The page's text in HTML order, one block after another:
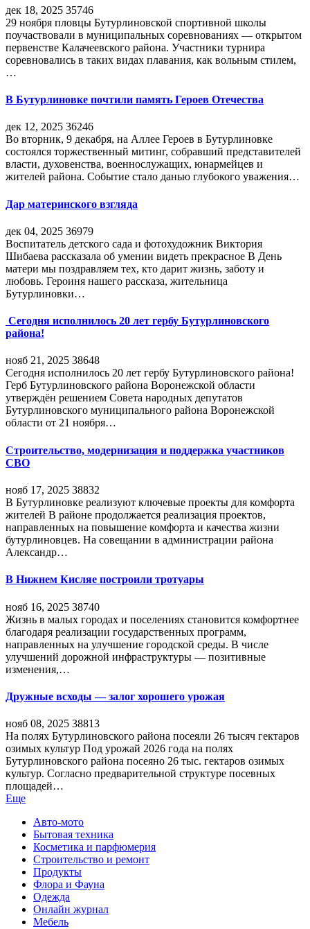
дек 18, 2025 35746
29 ноября пловцы Бутурлиновской спортивной школы
поучаствовали в муниципальных соревнованиях — открытом
первенстве Калачеевского района. Участники турнира
соревновались в таких видах плавания, как вольным стилем,
…
В Бутурлиновке почтили память Героев Отечества
дек 12, 2025 36246
Во вторник, 9 декабря, на Аллее Героев в Бутурлиновке
состоялся торжественный митинг, собравший представителей
власти, духовенства, военнослужащих, юнармейцев и
жителей района. Событие стало данью глубокого уважения…
Дар материнского взгляда
дек 04, 2025 36979
Воспитатель детского сада и фотохудожник Виктория
Шибаева рассказала об умении видеть прекрасное В День
матери мы поздравляем тех, кто дарит жизнь, заботу и
любовь. Героиня нашего рассказа, жительница
Бутурлиновки…
Сегодня исполнилось 20 лет гербу Бутурлиновского
района!
нояб 21, 2025 38648
Сегодня исполнилось 20 лет гербу Бутурлиновского района!
Герб Бутурлиновского района Воронежской области
утверждён решением Совета народных депутатов
Бутурлиновского муниципального района Воронежской
области от 21 ноября…
Строительство, модернизация и поддержка участников
СВО
нояб 17, 2025 38832
В Бутурлиновке реализуют ключевые проекты для комфорта
жителей В районе продолжается реализация проектов,
направленных на повышение комфорта и качества жизни
бутурлиновцев. На совещании в администрации района
Александр…
В Нижнем Кисляе построили тротуары
нояб 16, 2025 38740
Жизнь в малых городах и поселениях становится комфортнее
благодаря реализации государственных программ,
направленных на улучшение городской среды. В числе
улучшений дорожной инфраструктуры — позитивные
изменения,…
Дружные всходы — залог хорошего урожая
нояб 08, 2025 38813
На полях Бутурлиновского района посеяли 26 тысяч гектаров
озимых культур Под урожай 2026 года на полях
Бутурлиновского района посеяно 26 тыс. гектаров озимых
культур. Согласно предварительной структуре посевных
площадей…
Еще
Авто-мото
Бытовая техника
Косметика и парфюмерия
Строительство и ремонт
Продукты
Флора и Фауна
Одежда
Онлайн журнал
Мебель